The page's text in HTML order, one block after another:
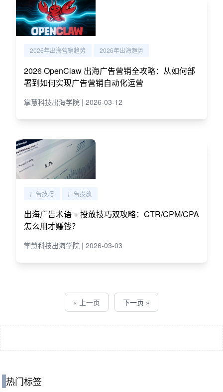
2026年出海营销趋势 2026年出海趋势
2026 OpenClaw 出海广告营销全攻略：从如何部
署到如何实现广告营销自动化运营
掌慧科技出海学院 | 2026-03-12
广告技巧 广告投放
出海广告术语 + 投放技巧双攻略：CTR/CPM/CPA
怎么用才赚钱？
掌慧科技出海学院 | 2026-03-03
« 上一页 下一页 »
热门标签